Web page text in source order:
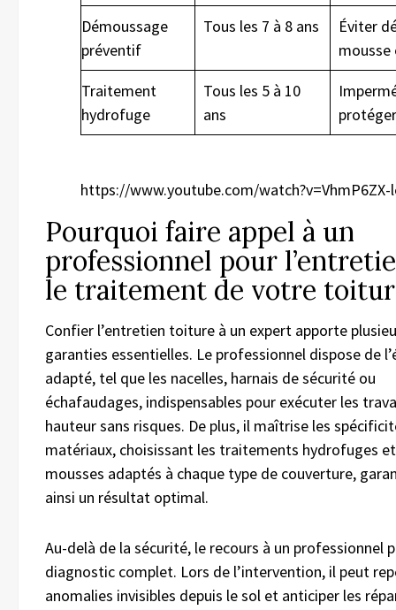
Démoussage
préventif
Tous les 7 à 8 ans
Éviter
mousse
Traitement
hydrofuge
Tous les 5 à 10
ans
https://www.youtube.com/watch?v=VhmP6ZX-
Pourquoi faire appel à un
professionnel pour
le traitement de votre
Confier l’entretien toiture à un expert apporte
garanties essentielles. Le professionnel dispose de
adapté, tel que les nacelles, harnais de sécurité ou
échafaudages, indispensables pour exécuter les
hauteur sans risques. De plus, il maîtrise les
matériaux, choisissant les traitements hydrofuges
mousses adaptés à chaque type de couverture,
ainsi un résultat optimal.
Au-delà de la sécurité, le recours à un professionnel
diagnostic complet. Lors de l’intervention, il peut
anomalies invisibles depuis le sol et anticiper les